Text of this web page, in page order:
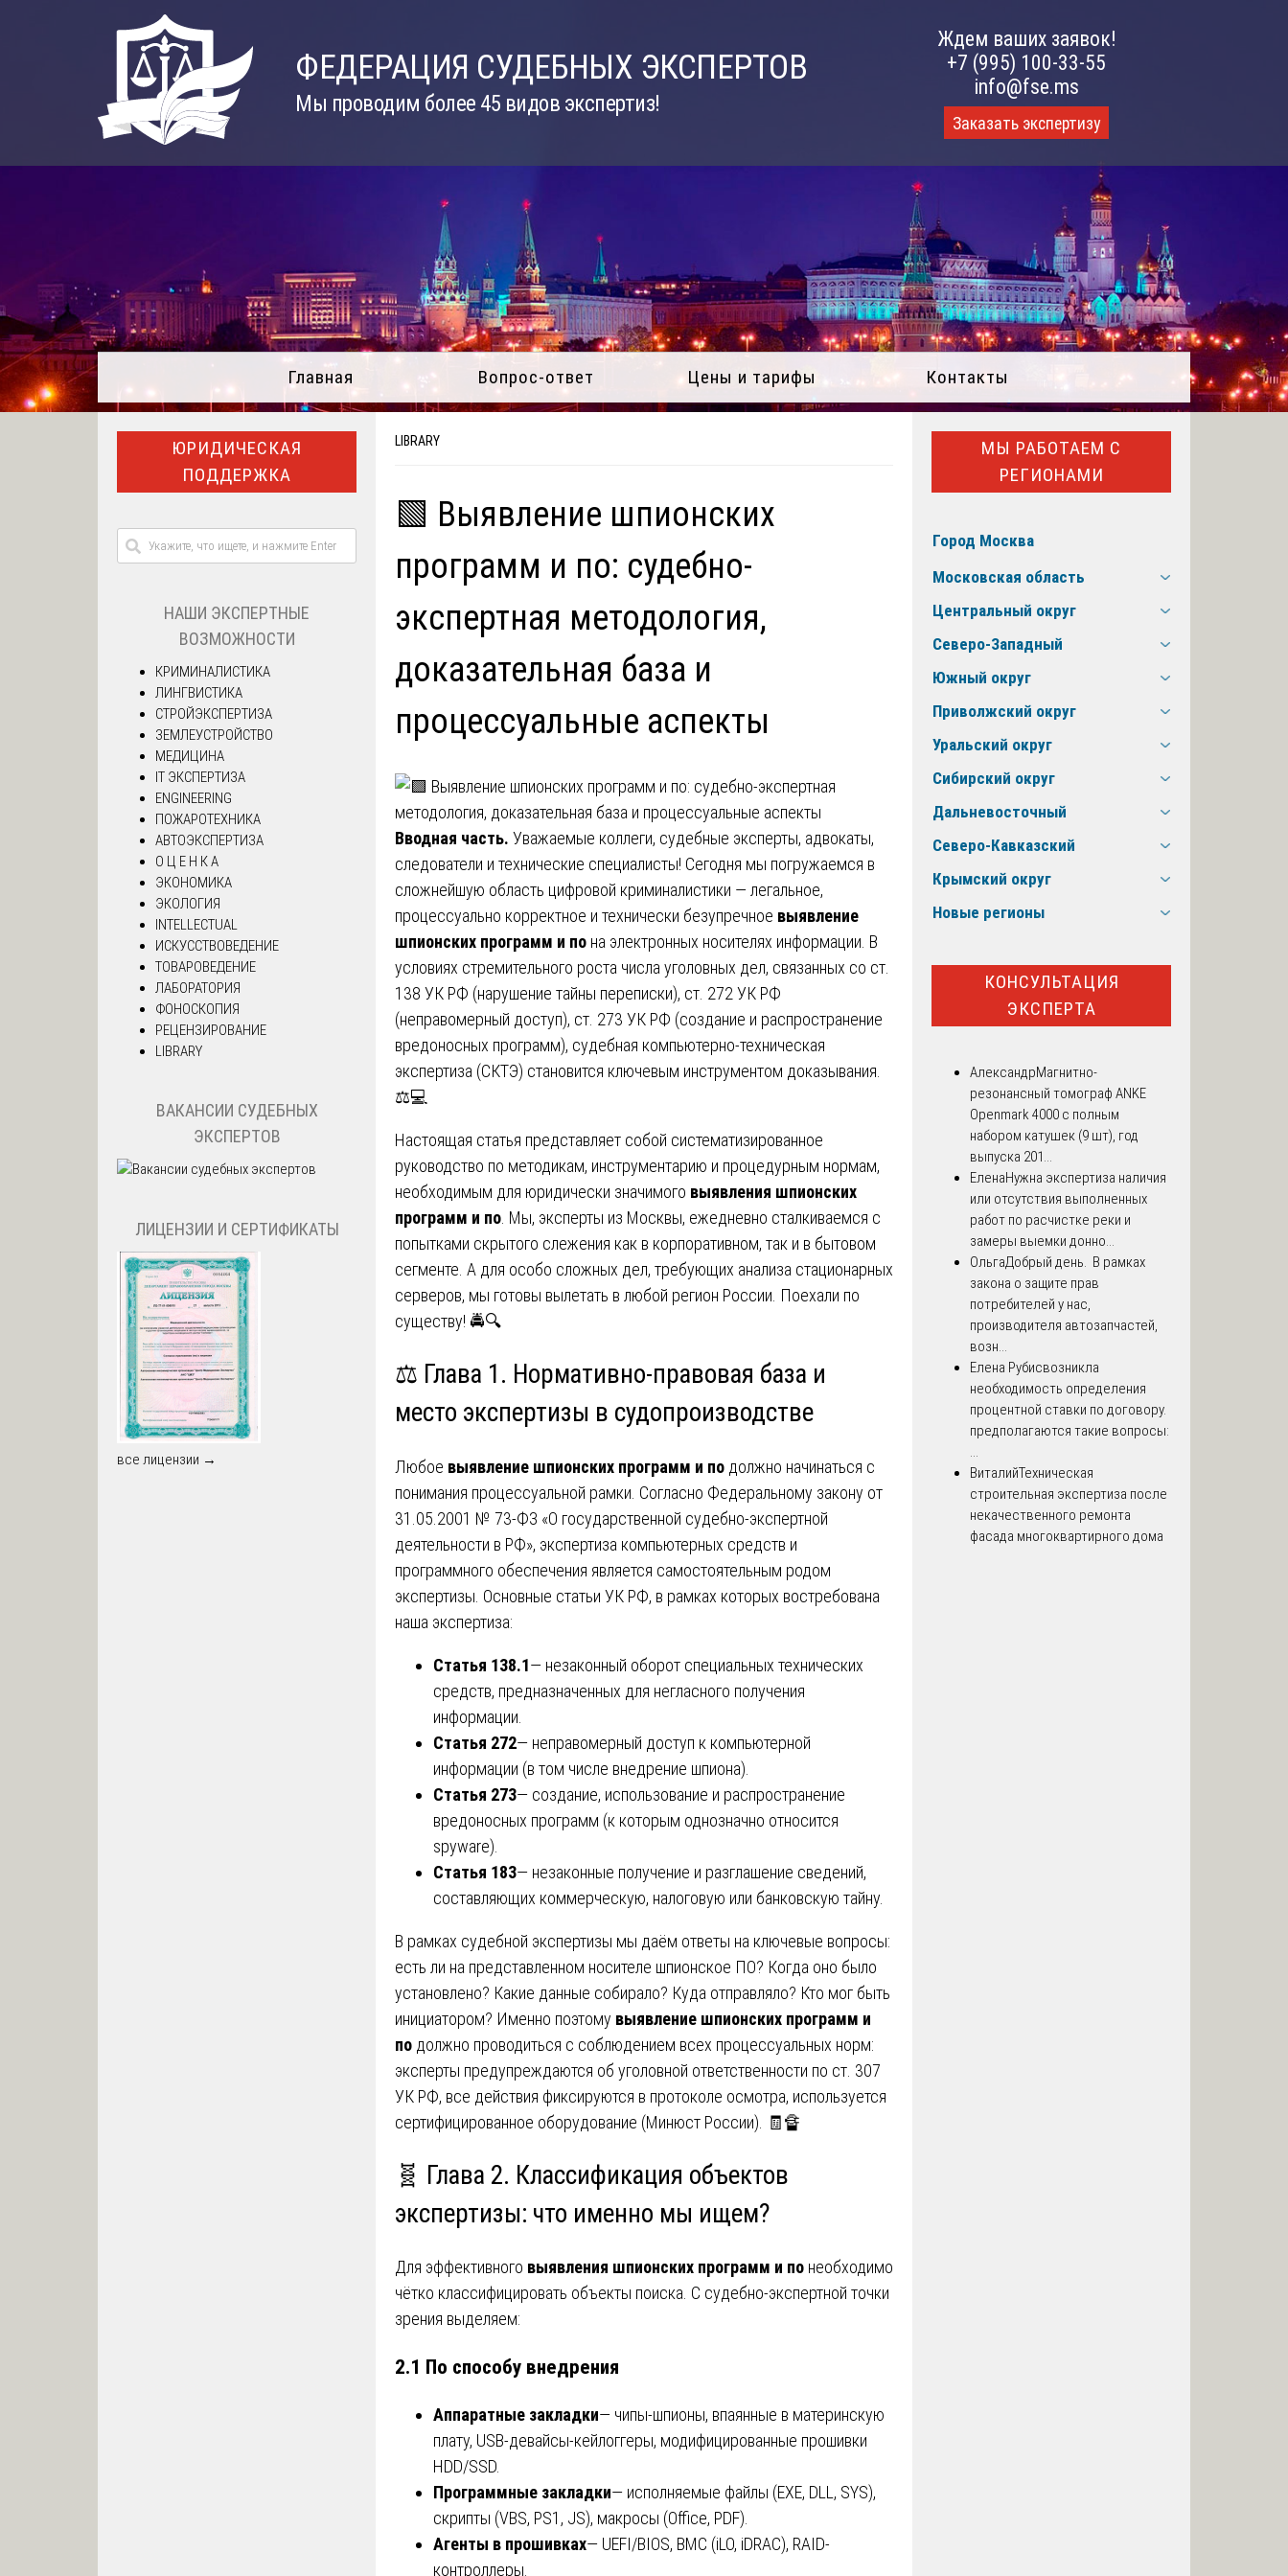
ФЕДЕРАЦИЯ СУДЕБНЫХ ЭКСПЕРТОВ
Мы проводим более 45 видов экспертиз!
Ждем ваших заявок!
+7 (995) 100-33-55
info@fse.ms
Заказать экспертизу
Главная Вопрос-ответ Цены и тарифы Контакты
LIBRARY
🟩 Выявление шпионских
программ и по: судебно-
экспертная методология,
доказательная база и
процессуальные аспекты
Вводная часть. Уважаемые коллеги, судебные эксперты, адвокаты,
следователи и технические специалисты! Сегодня мы погружаемся в
сложнейшую область цифровой криминалистики — легальное,
процессуально корректное и технически безупречное выявление
шпионских программ и по на электронных носителях информации. В
условиях стремительного роста числа уголовных дел, связанных со ст.
138 УК РФ (нарушение тайны переписки), ст. 272 УК РФ
(неправомерный доступ), ст. 273 УК РФ (создание и распространение
вредоносных программ), судебная компьютерно-техническая
экспертиза (СКТЭ) становится ключевым инструментом доказывания.
⚖️💻
Настоящая статья представляет собой систематизированное
руководство по методикам, инструментарию и процедурным нормам,
необходимым для юридически значимого выявления шпионских
программ и по . Мы, эксперты из Москвы, ежедневно сталкиваемся с
попытками скрытого слежения как в корпоративном, так и в бытовом
сегменте. А для особо сложных дел, требующих анализа стационарных
серверов, мы готовы вылетать в любой регион России. Поехали по
существу! 🚔🔍
⚖️ Глава 1. Нормативно-правовая база и
место экспертизы в судопроизводстве
Любое выявление шпионских программ и по должно начинаться с
понимания процессуальной рамки. Согласно Федеральному закону от
31.05.2001 № 73-ФЗ «О государственной судебно-экспертной
деятельности в РФ», экспертиза компьютерных средств и
программного обеспечения является самостоятельным родом
экспертизы. Основные статьи УК РФ, в рамках которых востребована
наша экспертиза:
Статья 138.1— незаконный оборот специальных технических
средств, предназначенных для негласного получения
информации.
Статья 272— неправомерный доступ к компьютерной
информации (в том числе внедрение шпиона).
Статья 273— создание, использование и распространение
вредоносных программ (к которым однозначно относится
spyware).
Статья 183— незаконные получение и разглашение сведений,
составляющих коммерческую, налоговую или банковскую тайну.
В рамках судебной экспертизы мы даём ответы на ключевые вопросы:
есть ли на представленном носителе шпионское ПО? Когда оно было
установлено? Какие данные собирало? Куда отправляло? Кто мог быть
инициатором? Именно поэтому выявление шпионских программ и
по должно проводиться с соблюдением всех процессуальных норм:
эксперты предупреждаются об уголовной ответственности по ст. 307
УК РФ, все действия фиксируются в протоколе осмотра, используется
сертифицированное оборудование (Минюст России). 🧾🔏
🧬 Глава 2. Классификация объектов
экспертизы: что именно мы ищем?
Для эффективного выявления шпионских программ и по необходимо
чётко классифицировать объекты поиска. С судебно-экспертной точки
зрения выделяем:
2.1 По способу внедрения
Аппаратные закладки— чипы-шпионы, впаянные в материнскую
плату, USB-девайсы-кейлоггеры, модифицированные прошивки
HDD/SSD.
Программные закладки— исполняемые файлы (EXE, DLL, SYS),
скрипты (VBS, PS1, JS), макросы (Office, PDF).
Агенты в прошивках— UEFI/BIOS, BMC (iLO, iDRAC), RAID-
контроллеры.
ЮРИДИЧЕСКАЯ
ПОДДЕРЖКА
НАШИ ЭКСПЕРТНЫЕ
ВОЗМОЖНОСТИ
КРИМИНАЛИСТИКА
ЛИНГВИСТИКА
СТРОЙЭКСПЕРТИЗА
ЗЕМЛЕУСТРОЙСТВО
МЕДИЦИНА
IT ЭКСПЕРТИЗА
ENGINEERING
ПОЖАРОТЕХНИКА
АВТОЭКСПЕРТИЗА
О Ц Е Н К А
ЭКОНОМИКА
ЭКОЛОГИЯ
INTELLECTUAL
ИСКУССТВОВЕДЕНИЕ
ТОВАРОВЕДЕНИЕ
ЛАБОРАТОРИЯ
ФОНОСКОПИЯ
РЕЦЕНЗИРОВАНИЕ
LIBRARY
ВАКАНСИИ СУДЕБНЫХ
ЭКСПЕРТОВ
ЛИЦЕНЗИИ И СЕРТИФИКАТЫ
все лицензии →
МЫ РАБОТАЕМ С
РЕГИОНАМИ
Город Москва
Московская область
Центральный округ
Северо-Западный
Южный округ
Приволжский округ
Уральский округ
Сибирский округ
Дальневосточный
Северо-Кавказский
Крымский округ
Новые регионы
КОНСУЛЬТАЦИЯ
ЭКСПЕРТА
АлександрМагнитно-
резонансный томограф ANKE
Openmark 4000 с полным
набором катушек (9 шт), год
выпуска 201...
ЕленаНужна экспертиза наличия
или отсутствия выполненных
работ по расчистке реки и
замеры выемки донно...
ОльгаДобрый день. В рамках
закона о защите прав
потребителей у нас,
производителя автозапчастей,
возн...
Елена Рубисвозникла
необходимость определения
процентной ставки по договору.
предполагаются такие вопросы:
...
ВиталийТехническая
строительная экспертиза после
некачественного ремонта
фасада многоквартирного дома